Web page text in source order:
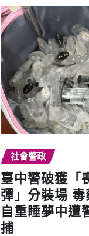
社會警政
臺中警破獲「
彈」分裝場
自重睡夢中遭
捕